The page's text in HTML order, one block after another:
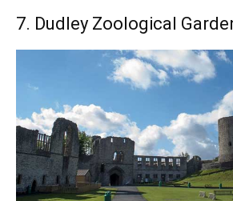
7. Dudley Zoological